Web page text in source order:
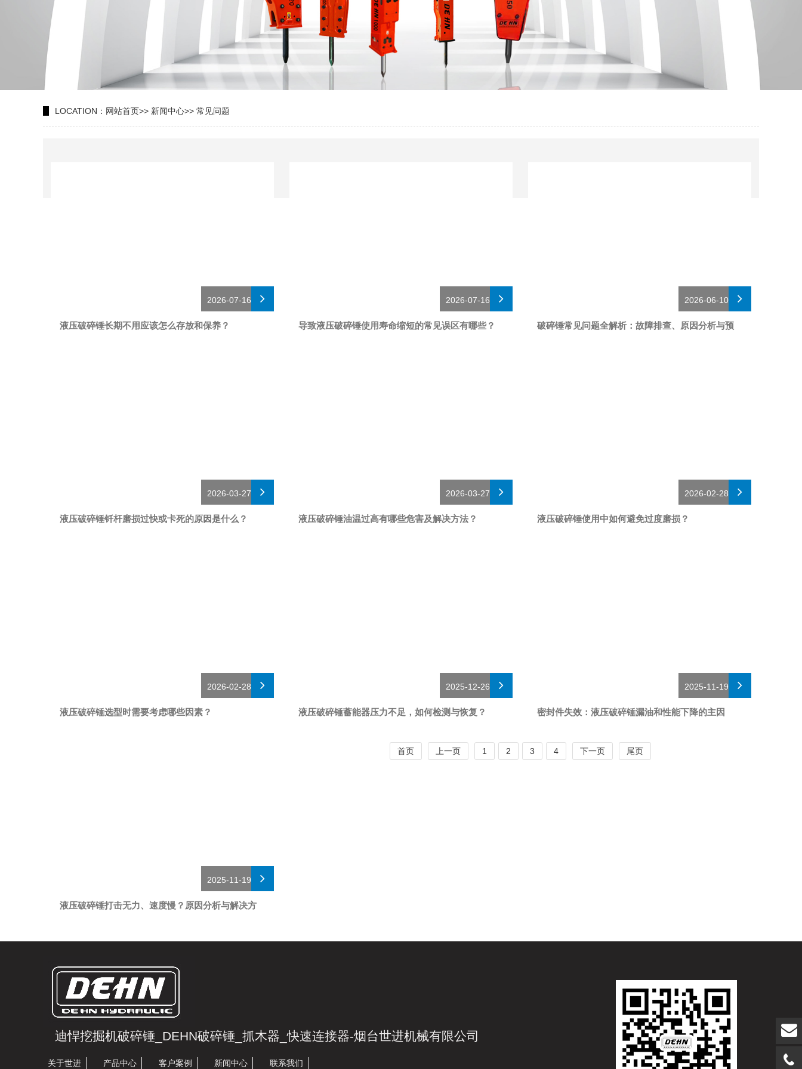
LOCATION： 网站首页>> 新闻中心>> 常见问题
2026-07-16
液压破碎锤长期不用应该怎么存放和保养？
2026-07-16
导致液压破碎锤使用寿命缩短的常见误区有哪些？
2026-06-10
破碎锤常见问题全解析：故障排查、原因分析与预
2026-03-27
液压破碎锤钎杆磨损过快或卡死的原因是什么？
2026-03-27
液压破碎锤油温过高有哪些危害及解决方法？
2026-02-28
液压破碎锤使用中如何避免过度磨损？
2026-02-28
液压破碎锤选型时需要考虑哪些因素？
2025-12-26
液压破碎锤蓄能器压力不足，如何检测与恢复？
2025-11-19
密封件失效：液压破碎锤漏油和性能下降的主因
2025-11-19
液压破碎锤打击无力、速度慢？原因分析与解决方
首页 上一页 1 2 3 4 下一页 尾页
迪悍挖掘机破碎锤_DEHN破碎锤_抓木器_快速连接器-烟台世进机械有限公司
关于世进 产品中心 客户案例 新闻中心 联系我们